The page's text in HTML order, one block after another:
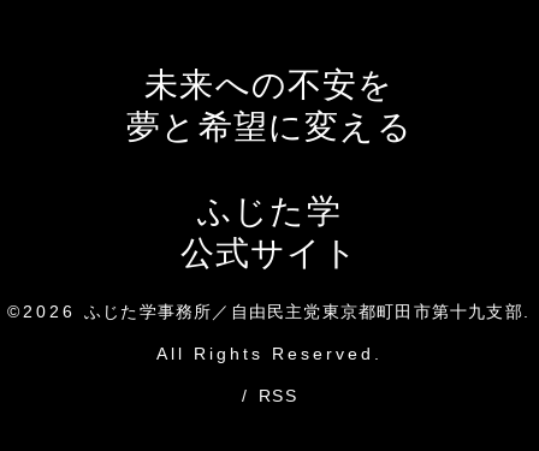
未来への不安を
夢と希望に変える
ふじた学
公式サイト
©2026ふじた学事務所／自由民主党東京都町田市第十九支部
All Rights Reserved.
/ RSS